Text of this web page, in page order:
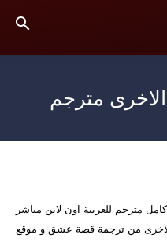
مترجم
مترجم للعربية اون لاين مباشر
من ترجمة قصة عشق و موقع